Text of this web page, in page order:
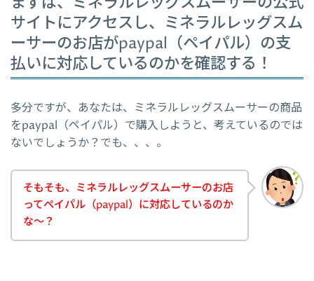
サイトにアクセスし、ミネラルレッグスム
ーサーのお店がpaypal（ペイパル）の支
払いに対応しているのかを確認する！
多分ですが、あなたは、ミネラルレッグスムーサーの商品
をpaypal（ペイパル）で購入しようと、考えているのでは
ないでしょうか？でも、、、。
そもそも、ミネラルレッグスムーサーのお店
ってペイパル（paypal）に対応しているのか
な～？